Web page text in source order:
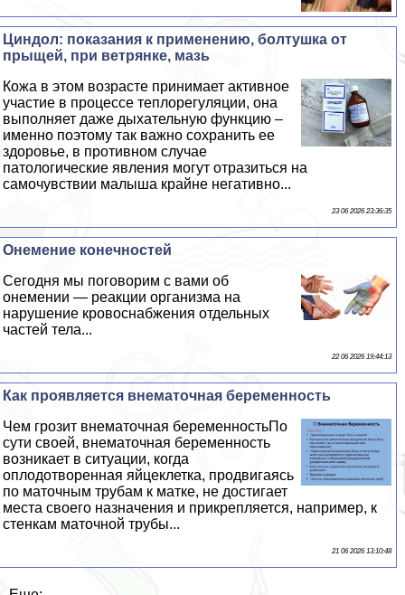
Циндол: показания к применению, болтушка от
прыщей, при ветрянке, мазь
Кожа в этом возрасте принимает активное
участие в процессе теплорегуляции, она
выполняет даже дыхательную функцию –
именно поэтому так важно сохранить ее
здоровье, в противном случае
патологические явления могут отразиться на
самочувствии малыша крайне негативно...
23 06 2026 23:36:35
Онемение конечностей
Сегодня мы поговорим с вами об
онемении — реакции организма на
нарушение кровоснабжения отдельных
частей тела...
22 06 2026 19:44:13
Как проявляется внематочная беременность
Чем грозит внематочная беременностьПо
сути своей, внематочная беременность
возникает в ситуации, когда
оплодотворенная яйцеклетка, продвигаясь
по маточным трубам к матке, не достигает
места своего назначения и прикрепляется, например, к
стенкам маточной трубы...
21 06 2026 13:10:48